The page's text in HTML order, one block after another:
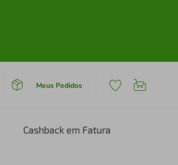
Meus Pedidos
Cashback em Fatura